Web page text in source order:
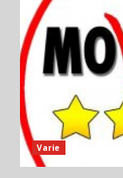
Varie